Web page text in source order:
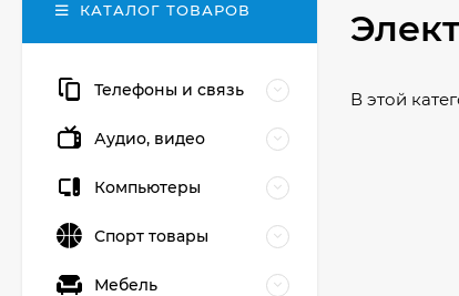
В этой
КАТАЛОГ ТОВАРОВ
Телефоны и связь
Аудио, видео
Компьютеры
Спорт товары
Мебель